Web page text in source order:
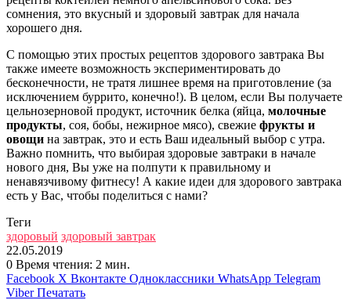
сомнения, это вкусный и здоровый завтрак для начала
хорошего дня.
С помощью этих простых рецептов здорового завтрака Вы
также имеете возможность экспериментировать до
бесконечности, не тратя лишнее время на приготовление (за
исключением буррито, конечно!). В целом, если Вы получаете
цельнозерновой продукт, источник белка (яйца, молочные
продукты, соя, бобы, нежирное мясо), свежие фрукты и
овощи на завтрак, это и есть Ваш идеальный выбор с утра.
Важно помнить, что выбирая здоровые завтраки в начале
нового дня, Вы уже на полпути к правильному и
ненавязчивому фитнесу! А какие идеи для здорового завтрака
есть у Вас, чтобы поделиться с нами?
Теги
здоровый здоровый завтрак
22.05.2019
0 Время чтения: 2 мин.
Facebook X Вконтакте Одноклассники WhatsApp Telegram
Viber Печатать